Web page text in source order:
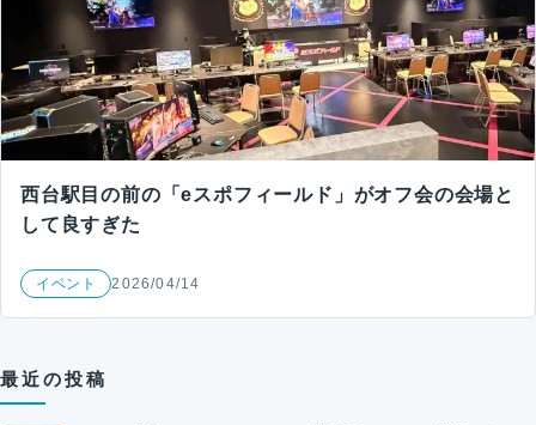
西台駅目の前の「eスポフィールド」がオフ会の会場と
して良すぎた
イベント 2026/04/14
最近の投稿